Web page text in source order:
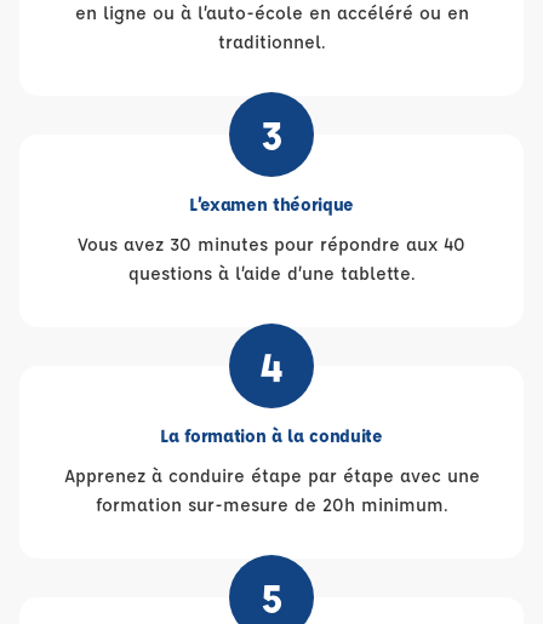
en ligne ou à l’auto-école en accéléré ou en
traditionnel.
3
L’examen théorique
Vous avez 30 minutes pour répondre aux 40
questions à l’aide d’une tablette.
4
La formation à la conduite
Apprenez à conduire étape par étape avec une
formation sur-mesure de 20h minimum.
5